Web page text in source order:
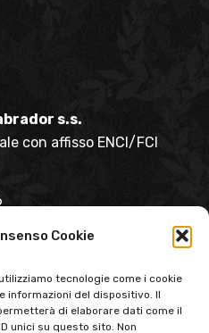
Cookie
tecnologie come i cookie
informazioni del dispositivo. Il
di elaborare dati come il
unici su questo sito. Non
s.s.
con affisso ENCI/FCI